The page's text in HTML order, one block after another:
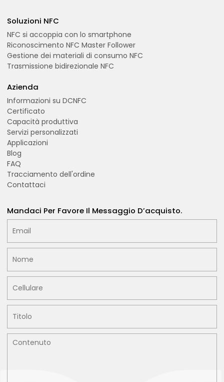
Soluzioni NFC
NFC si accoppia con lo smartphone
Riconoscimento NFC Master Follower
Gestione dei materiali di consumo NFC
Trasmissione bidirezionale NFC
Azienda
Informazioni su DCNFC
Certificato
Capacità produttiva
Servizi personalizzati
Applicazioni
Blog
FAQ
Tracciamento dell'ordine
Contattaci
Mandaci Per Favore Il Messaggio D’acquisto.